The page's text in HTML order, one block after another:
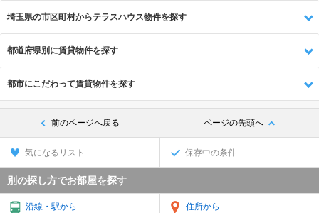
埼玉県の市区町村からテラスハウス物件を探す
都道府県別に賃貸物件を探す
都市にこだわって賃貸物件を探す
前のページへ戻る ページの先頭へ
気になるリスト 保存中の条件
別の探し方でお部屋を探す
沿線・駅から 住所から